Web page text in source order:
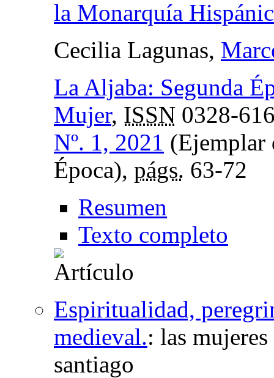
la Monarquía
Cecilia Lagunas,
La Aljaba: Segunda
Mujer, ISSN 0328-
Nº. 1, 2021 (Ejemplar
Época), págs. 63-72
Resumen
Texto completo
Espiritualidad,
medieval.: las
santiago